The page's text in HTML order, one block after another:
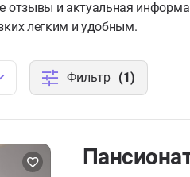
отзывы и актуальная
легким и удобным.
Фильтр (1)